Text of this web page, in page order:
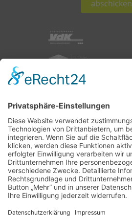
abschicken
nach oben